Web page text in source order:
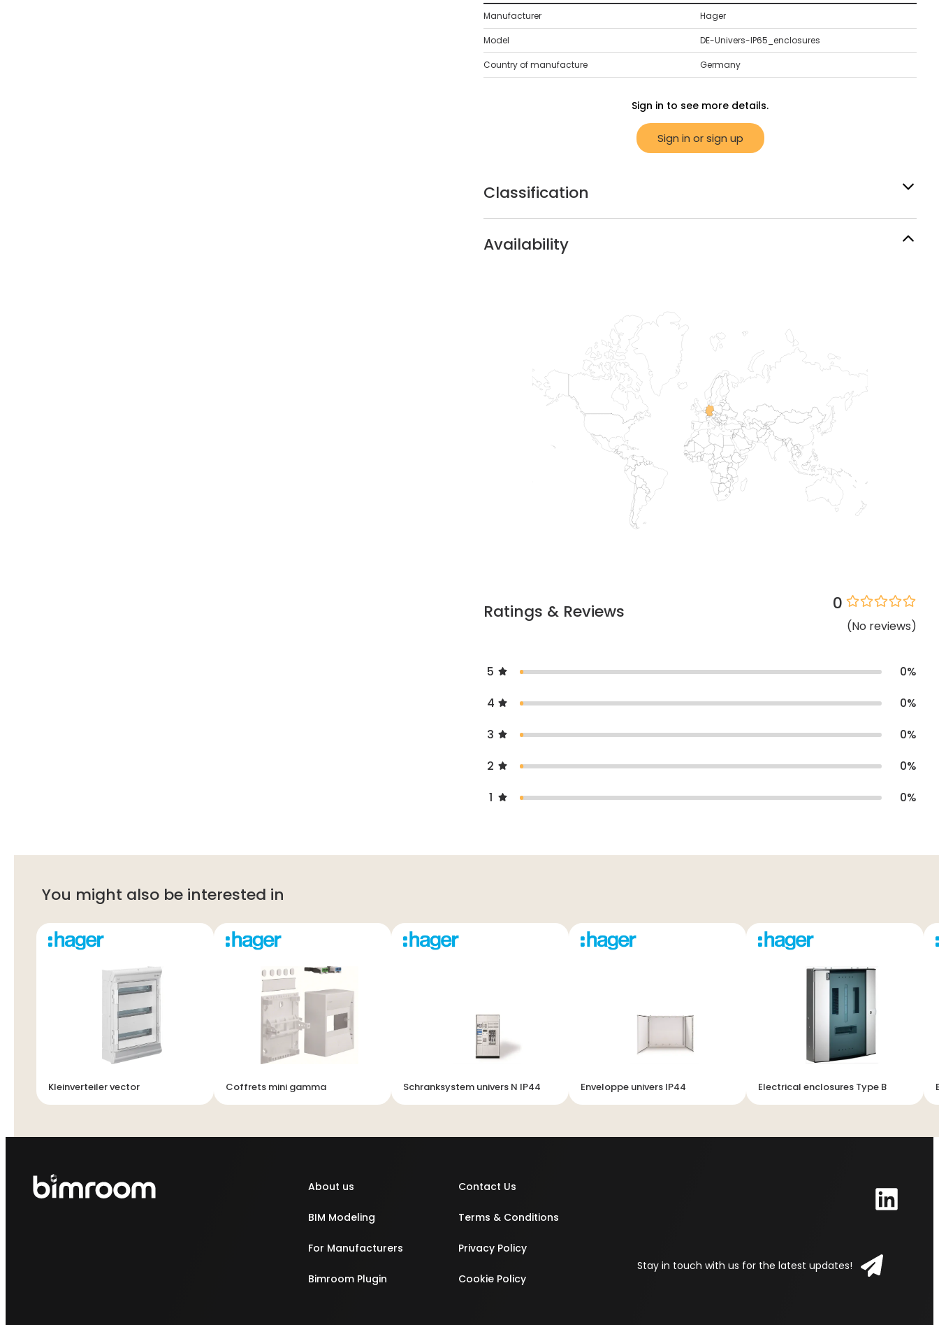
Manufacturer Hager
Model DE-Univers-IP65_enclosures
Country of manufacture Germany
Sign in to see more details.
Sign in or sign up
Classification
Availability
Ratings & Reviews 0
(No reviews)
5 0%
4
0%
3
0%
2
0%
1
0%
You might also be interested in
Kleinverteiler vector Coffrets mini gamma Schranksystem univers N IP44 Enveloppe univers IP44 Electrical enclosures Type B
About us
BIM Modeling
For Manufacturers
Bimroom Plugin
Contact Us
Terms & Conditions
Privacy Policy
Cookie Policy
Stay in touch with us for the latest updates!